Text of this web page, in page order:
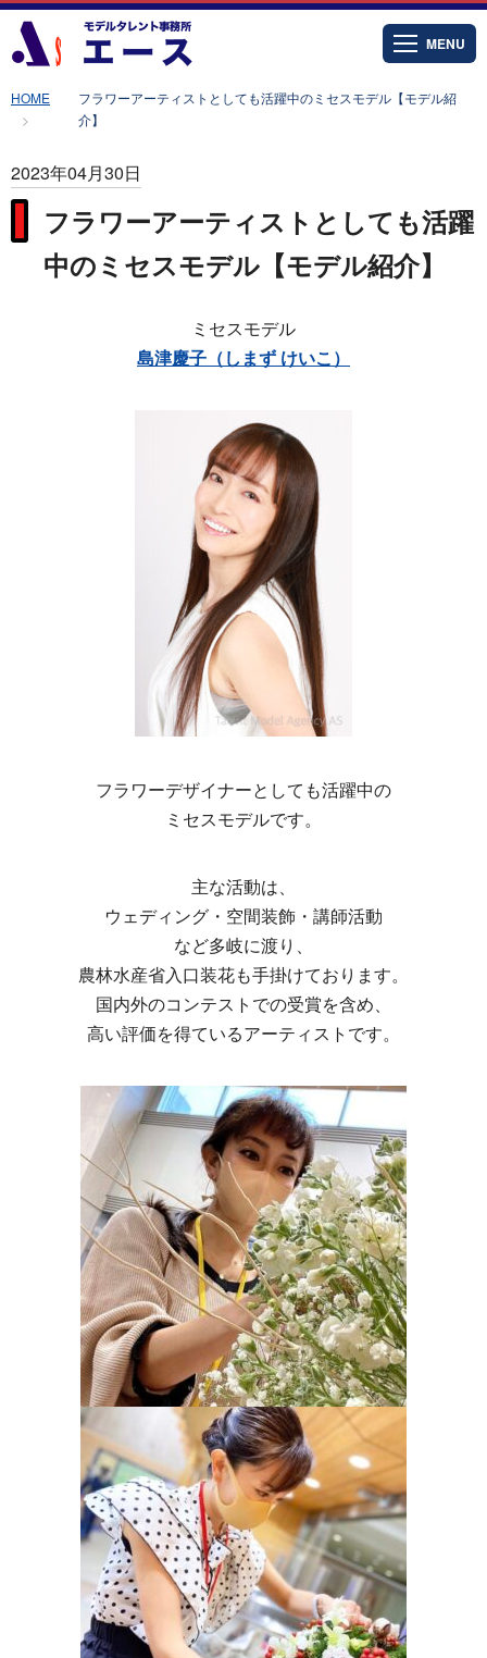
MENU
HOME
フラワーアーティストとしても活躍中のミセスモデル【モデル紹
介】
2023年04月30日
フラワーアーティストとしても活躍
中のミセスモデル【モデル紹介】
ミセスモデル
島津慶子（しまず けいこ）
フラワーデザイナーとしても活躍中の
ミセスモデルです。
主な活動は、
ウェディング・空間装飾・講師活動
など多岐に渡り、
農林水産省入口装花も手掛けております。
国内外のコンテストでの受賞を含め、
高い評価を得ているアーティストです。